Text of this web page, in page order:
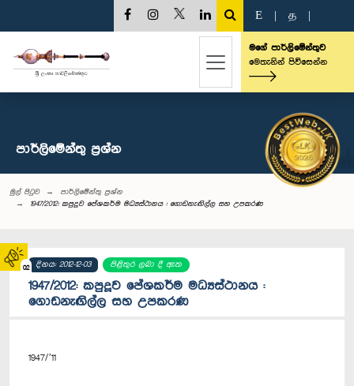
02
E த
මගේ පාර්ලිමේන්තුව
මෙතැනින් පිවිසෙන්න
පාර්ලි‌මේන්තු‌ ප්‍රශ්න
මුල් පිටුව
පාර්ලි‌මේන්තු‌ ප්‍රශ්න
1947/2012: කපුදූව පේශකර්ම මධ්‍යස්ථානය : ගොඩනැඟිල්ල සහ උපකරණ
දිනය: 2012-12-03 පිළිතුර ලබා දී ඇත
1947/2012: කපුදූව පේශකර්ම මධ්‍යස්ථානය :
ගොඩනැඟිල්ල සහ උපකරණ
1947/’11